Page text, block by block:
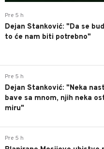
Pre 5 h
Dejan Stanković: "Da se
to će nam biti potrebno"
Pre 5 h
Dejan Stanković: "Neka
bave sa mnom, njih neka
miru"
Pre 5 h